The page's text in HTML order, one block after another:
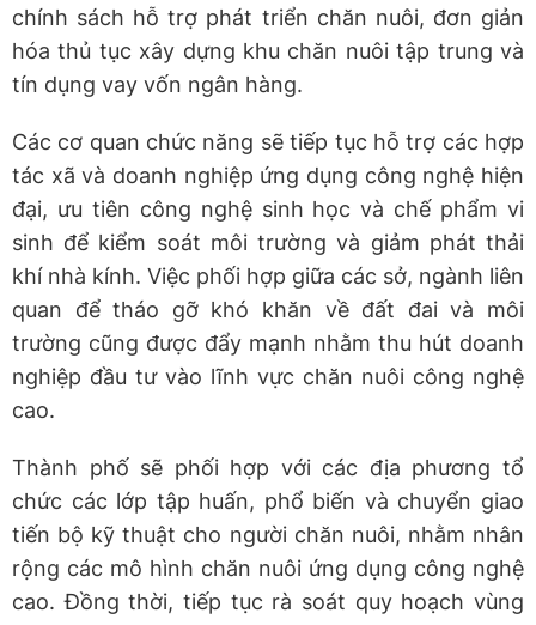
chính sách hỗ trợ phát triển chăn nuôi, đơn giản
hóa thủ tục xây dựng khu chăn nuôi tập trung và
tín dụng vay vốn ngân hàng.
Các cơ quan chức năng sẽ tiếp tục hỗ trợ các hợp
tác xã và doanh nghiệp ứng dụng công nghệ hiện
đại, ưu tiên công nghệ sinh học và chế phẩm vi
sinh để kiểm soát môi trường và giảm phát thải
khí nhà kính. Việc phối hợp giữa các sở, ngành liên
quan để tháo gỡ khó khăn về đất đai và môi
trường cũng được đẩy mạnh nhằm thu hút doanh
nghiệp đầu tư vào lĩnh vực chăn nuôi công nghệ
cao.
Thành phố sẽ phối hợp với các địa phương tổ
chức các lớp tập huấn, phổ biến và chuyển giao
tiến bộ kỹ thuật cho người chăn nuôi, nhằm nhân
rộng các mô hình chăn nuôi ứng dụng công nghệ
cao. Đồng thời, tiếp tục rà soát quy hoạch vùng